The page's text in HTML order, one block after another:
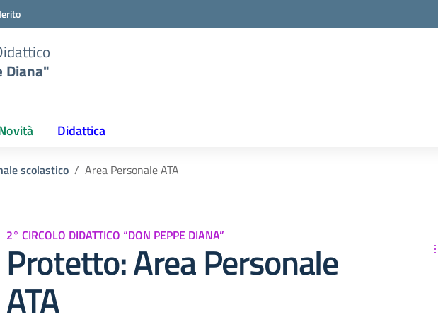
Diana"
Didattica
scolastico Area Personale ATA
2° CIRCOLO DIDATTICO “DON PEPPE DIANA”
Protetto: Area Personale
ATA